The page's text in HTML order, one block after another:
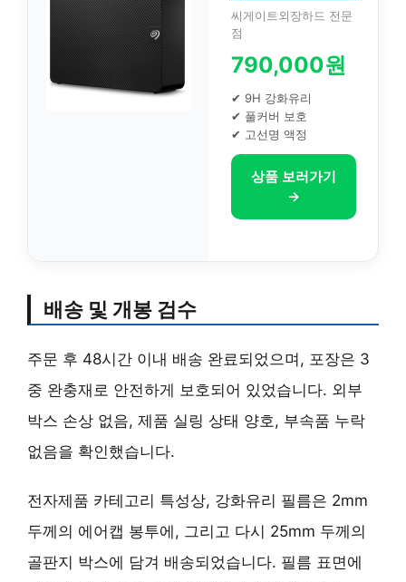
씨게이트외장하드 전문
점
790,000원
✔ 9H 강화유리
✔ 풀커버 보호
✔ 고선명 액정
상품 보러가기
→
배송 및 개봉 검수
주문 후 48시간 이내 배송 완료되었으며, 포장은 3
중 완충재로 안전하게 보호되어 있었습니다. 외부
박스 손상 없음, 제품 실링 상태 양호, 부속품 누락
없음을 확인했습니다.
전자제품 카테고리 특성상, 강화유리 필름은 2mm
두께의 에어캡 봉투에, 그리고 다시 25mm 두께의
골판지 박스에 담겨 배송되었습니다. 필름 표면에